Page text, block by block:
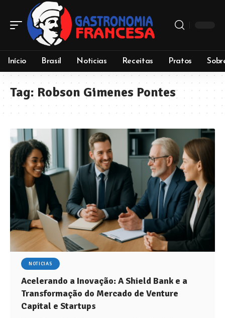
Início Brasil Noticias Receitas Pratos
Tag: Robson Gimenes Pontes
NOTICIAS
Acelerando a Inovação: A Shield Bank e a
Transformação do Mercado de Venture
Capital e Startups